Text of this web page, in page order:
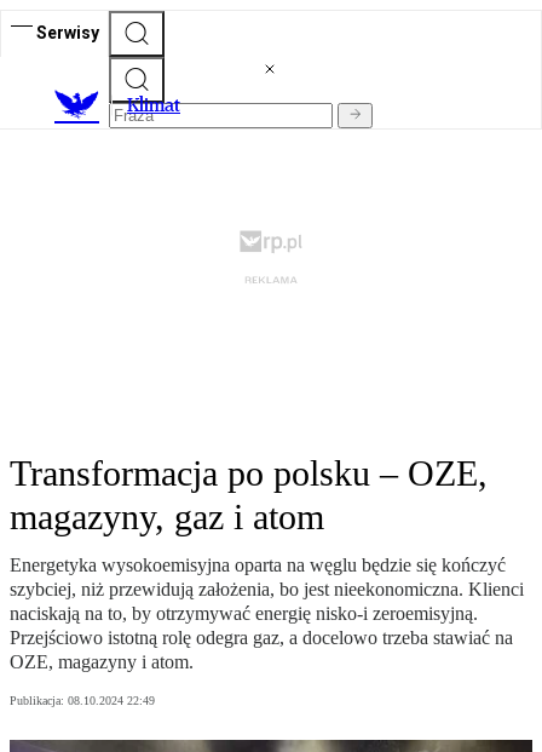
Serwisy
Klimat
Transformacja po polsku – OZE,
magazyny, gaz i atom
Energetyka wysokoemisyjna oparta na węglu będzie się kończyć
szybciej, niż przewidują założenia, bo jest nieekonomiczna. Klienci
naciskają na to, by otrzymywać energię nisko-i zeroemisyjną.
Przejściowo istotną rolę odegra gaz, a docelowo trzeba stawiać na
OZE, magazyny i atom.
Publikacja: 08.10.2024 22:49